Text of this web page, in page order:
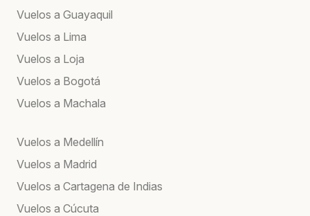
Vuelos a Guayaquil
Vuelos a Lima
Vuelos a Loja
Vuelos a Bogotá
Vuelos a Machala
Vuelos a Medellín
Vuelos a Madrid
Vuelos a Cartagena de Indias
Vuelos a Cúcuta